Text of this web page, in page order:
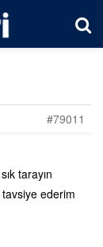
#79011
tarayın
tavsiye ederim